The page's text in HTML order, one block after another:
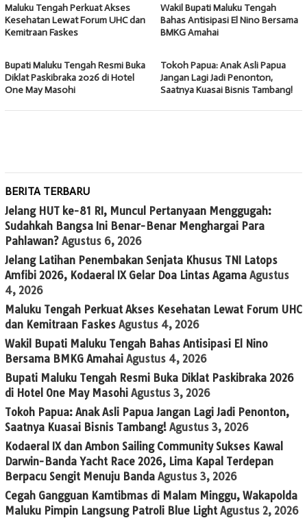
Maluku Tengah Perkuat Akses
Kesehatan Lewat Forum UHC dan
Kemitraan Faskes
Wakil Bupati Maluku Tengah
Bahas Antisipasi El Nino Bersama
BMKG Amahai
Bupati Maluku Tengah Resmi Buka
Diklat Paskibraka 2026 di Hotel
One May Masohi
Tokoh Papua: Anak Asli Papua
Jangan Lagi Jadi Penonton,
Saatnya Kuasai Bisnis Tambang!
BERITA TERBARU
Jelang HUT ke-81 RI, Muncul Pertanyaan Menggugah:
Sudahkah Bangsa Ini Benar-Benar Menghargai Para
Pahlawan? Agustus 6, 2026
Jelang Latihan Penembakan Senjata Khusus TNI Latops
Amfibi 2026, Kodaeral IX Gelar Doa Lintas Agama Agustus
4, 2026
Maluku Tengah Perkuat Akses Kesehatan Lewat Forum UHC
dan Kemitraan Faskes Agustus 4, 2026
Wakil Bupati Maluku Tengah Bahas Antisipasi El Nino
Bersama BMKG Amahai Agustus 4, 2026
Bupati Maluku Tengah Resmi Buka Diklat Paskibraka 2026
di Hotel One May Masohi Agustus 3, 2026
Tokoh Papua: Anak Asli Papua Jangan Lagi Jadi Penonton,
Saatnya Kuasai Bisnis Tambang! Agustus 3, 2026
Kodaeral IX dan Ambon Sailing Community Sukses Kawal
Darwin-Banda Yacht Race 2026, Lima Kapal Terdepan
Berpacu Sengit Menuju Banda Agustus 3, 2026
Cegah Gangguan Kamtibmas di Malam Minggu, Wakapolda
Maluku Pimpin Langsung Patroli Blue Light Agustus 2, 2026